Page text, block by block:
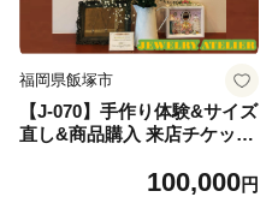
福岡県飯塚市
【J-070】手作り体験&サイズ
直し&商品購入 来店チケット
100,000円